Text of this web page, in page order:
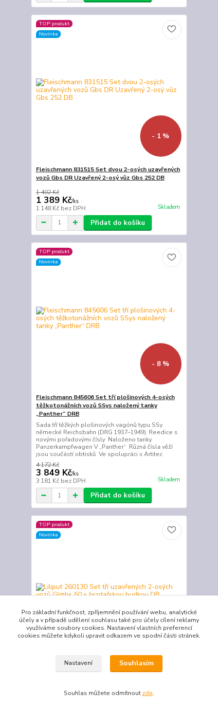
TOP produkt
Novinka
- 1 %
Fleischmann 831515 Set dvou 2-osých uzavřených
vozů Gbs DR Uzavřený 2-osý vůz Gbs 252 DB
1 402 Kč
1 389 Kč/ks
1 148 Kč bez DPH Skladem
Přidat do košíku
TOP produkt
Novinka
- 8 %
Fleischmann 845606 Set tří plošinových 4-osých
těžkotonážních vozů SSys naložený tanky
„Panther“ DRB
Sada tří těžkých plošinových vagónů typu SSy
německé Reichsbahn (DRG 1937–1949). Reedice s
novými pořadovými čísly Naloženo tanky
Panzerkampfwagen V „Panther“ Různá čísla věží
jsou součástí obtisků Ve spolupráci s Artitec
4 172 Kč
3 849 Kč/ks
3 181 Kč bez DPH Skladem
Přidat do košíku
TOP produkt
Novinka
Liliput 260130 Set tří uzavřených 2-osých vozů
Set obsahuje tři vozy s hladkými stěnami a s
budkou pro brzdaře. Jednotlivé vagóny se liší
Pro základní funkčnost, zpříjemnění používání webu, analytické
účely a v případě udělení souhlasu také pro účely cílení reklamy
využíváme soubory cookies. Nastavení vlastních preferencí
cookies můžete kdykoli upravit odkazem ve spodní části stránek.
Nastavení Souhlasím
Souhlas můžete odmítnout zde.